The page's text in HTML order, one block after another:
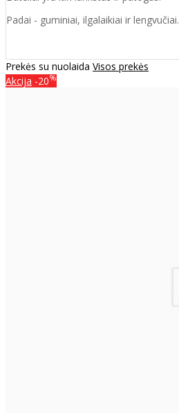
Padai - guminiai, ilgalaikiai ir lengvučiai.
Prekės su nuolaida Visos prekės
Akcija -20%